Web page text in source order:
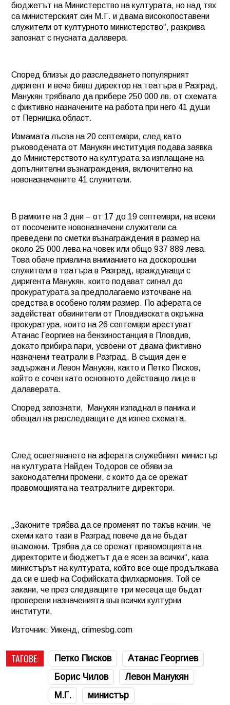
бюджетът на Министерство на културата, но над тях
са министерският син М.Г. и двама високопоставени
служители от културното министерство“, разкрива
запознат с гнусната далавера.
Според близък до разследването популярният
диригент и вече бивш директор на театъра в Разград,
Манукян трябвало да прибере 250 000 лв. от схемата
с фиктивно назначените на работа при него 41 души
от Пернишка област.
Измамата лъсва на 20 септември, след като
ръководената от Манукян институция подава заявка
до Министерството на културата за изплащане на
допълнителни възнаграждения, включително на
новоназначените 41 служители.
В рамките на 3 дни – от 17 до 19 септември, на всеки
от посочените новоназначени служители са
преведени по сметки възнаграждения в размер на
около 25 000 лева на човек или общо 937 889 лева.
Това обаче привлича вниманието на доскорошни
служители в театъра в Разград, враждуващи с
диригента Манукян, които подават сигнал до
прокуратурата за предполагаемо източване на
средства в особено голям размер. По аферата се
задействат обвинители от Пловдивската окръжна
прокуратура, които на 26 септември арестуват
Атанас Георгиев на бензиностанция в Пловдив,
докато прибира пари, усвоени от двама фиктивно
назначени театрали в Разград. В същия ден е
задържан и Левон Манукян, както и Петко Писков,
който е сочен като основното действащо лице в
далаверата.
Според запознати,
Манукян изпаднал в паника и
обещал на разследващите да изпее схемата.
След осветяването на аферата служебният министър
на културата Найден Тодоров се обяви за
законодателни промени, с които да се орежат
правомощията на театралните директори.
„Законите трябва да се променят по такъв начин, че
схеми като тази в Разград повече да не бъдат
възможни. Трябва да се орежат правомощията на
директорите и бюджетът да е ясен за всички“, каза
министърът на културата, който все още продължава
да си е шеф на Софийската филхармония. Той се
закани, че през следващите три месеца ще бъдат
проверени назначенията във всички културни
институти.
Източник: Уикенд, crimesbg.com
ТАГОВЕ: Петко Писков
Атанас Георгиев
Борис Чилов
Левон Манукян
М.Г.
министър